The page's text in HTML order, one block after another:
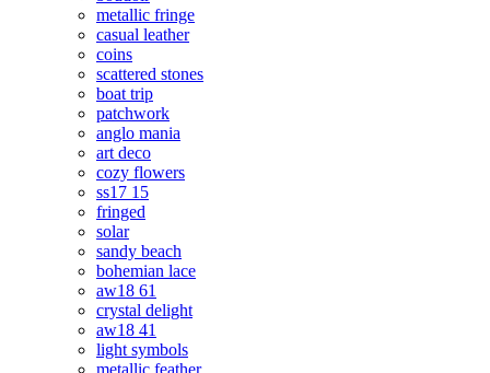
metallic fringe
casual leather
coins
scattered stones
boat trip
patchwork
anglo mania
art deco
cozy flowers
ss17 15
fringed
solar
sandy beach
bohemian lace
aw18 61
crystal delight
aw18 41
light symbols
metallic feather